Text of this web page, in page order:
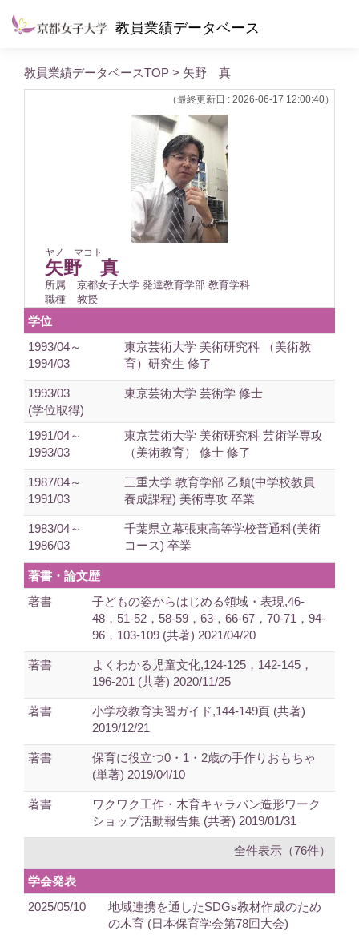
教員業績データベース
教員業績データベースTOP > 矢野 真
（最終更新日 : 2026-06-17 12:00:40）
ヤノ マコト
矢野 真
所属
京都女子大学 発達教育学部 教育学科
職種
教授
学位
1993/04～
1994/03
東京芸術大学 美術研究科 （美術教
育）研究生 修了
1993/03
(学位取得)
東京芸術大学 芸術学 修士
1991/04～
1993/03
東京芸術大学 美術研究科 芸術学専攻
（美術教育） 修士 修了
1987/04～
1991/03
三重大学 教育学部 乙類(中学校教員
養成課程) 美術専攻 卒業
1983/04～
1986/03
千葉県立幕張東高等学校普通科(美術
コース) 卒業
著書・論文歴
著書
子どもの姿からはじめる領域・表現,46-
48，51-52，58-59，63，66-67，70-71，94-
96，103-109 (共著) 2021/04/20
著書
よくわかる児童文化,124-125，142-145，
196-201 (共著) 2020/11/25
著書
小学校教育実習ガイド,144-149頁 (共著)
2019/12/21
著書
保育に役立つ0・1・2歳の手作りおもちゃ
(単著) 2019/04/10
著書
ワクワク工作・木育キャラバン造形ワーク
ショップ活動報告集 (共著) 2019/01/31
全件表示（76件）
学会発表
2025/05/10
地域連携を通したSDGs教材作成のため
の木育 (日本保育学会第78回大会)